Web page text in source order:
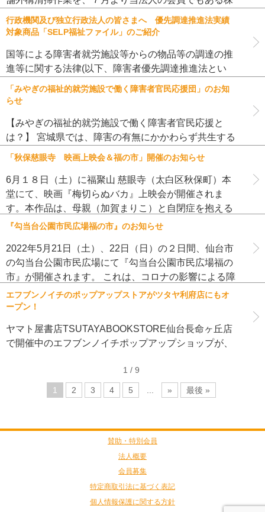
式会社ゼンシン テラグラッサ（就労継続支援B型）
が実施しております。 （株）東京インテリア家具様の
行政機関及び独立行政法人の皆さまへ 優先調達推進法実績
対象商品「SELP福祉ファイル」のご紹介
国等による障害者就労施設等からの物品等の調達の推
進等に関する法律(以下、障害者優先調達推進法とい
う)は、平成25年4月1日より施行され、国等は物品等
の調達の際に適用されるものとなりました。 みやぎセ
「みやぎの福祉的就労施設で働く障害者官民応援団」のお知
らせ
【みやぎの福祉的就労施設で働く障害者官民応援と
は？】 宮城県では、障害の有無にかかわらず共生する
社会づくりに向け、障害者の経済的自立と社会参加の
障害者就労継続支援事業所で訓 […]
「秋保慈眼寺 映画上映会＆福の市」開催のお知らせ
6月１８日（土）に福聚山 慈眼寺（太白区秋保町）本
堂にて、映画『梅切らぬバカ』上映会が開催されま
す。本作品は、母親（加賀まりこ）と自閉症を抱える
息子（塚地武雅）が、社会の中で生きていく日常と、
『勾当台公園市民広場福の市』のお知らせ
2022年5月21日（土）、22日（日）の２日間、仙台市
の勾当台公園市民広場にて『勾当台公園市民広場福の
市』が開催されます。 これは、コロナの影響による障
害福祉事業所の販売減を少しでも改善しようと企画さ
れたもので、事業所 […]
エフブンノイチのポップアップストアがツタヤ利府店にもオ
ープン！
ヤマト屋書店TSUTAYABOOKSTORE仙台長命ヶ丘店
で開催中のエフブンノイチポップアップショップが、
住まいの方々、お待たせしました！エフブンノイチが
やって来ましたよ […]
1 / 9
1 2 3 4 5 » 最後 »
賛助・特別会員
法人概要
会員募集
特定商取引法に基づく表記
個人情報保護に関する方針